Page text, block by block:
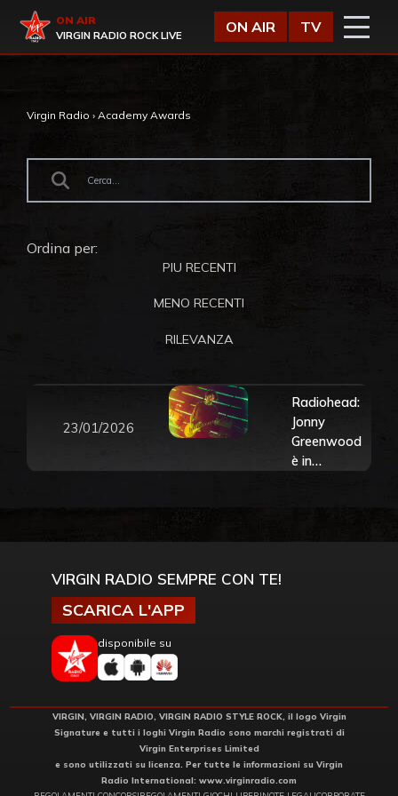
Virgin Radio
ON AIR
VIRGIN RADIO ROCK LIVE
ON AIR TV
Virgin Radio › Academy Awards
Ordina per:
PIU RECENTI
MENO RECENTI
RILEVANZA
23/01/2026
Radiohead:
Jonny
Greenwood
è in
colonna
VIRGIN RADIO SEMPRE CON TE!
SCARICA L'APP
disponibile su
VIRGIN, VIRGIN RADIO, VIRGIN RADIO STYLE ROCK, il logo Virgin
Signature e tutti i loghi Virgin Radio sono marchi registrati di
Virgin Enterprises Limited
e sono utilizzati su licenza. Per tutte le informazioni su Virgin
Radio International: www.virginradio.com